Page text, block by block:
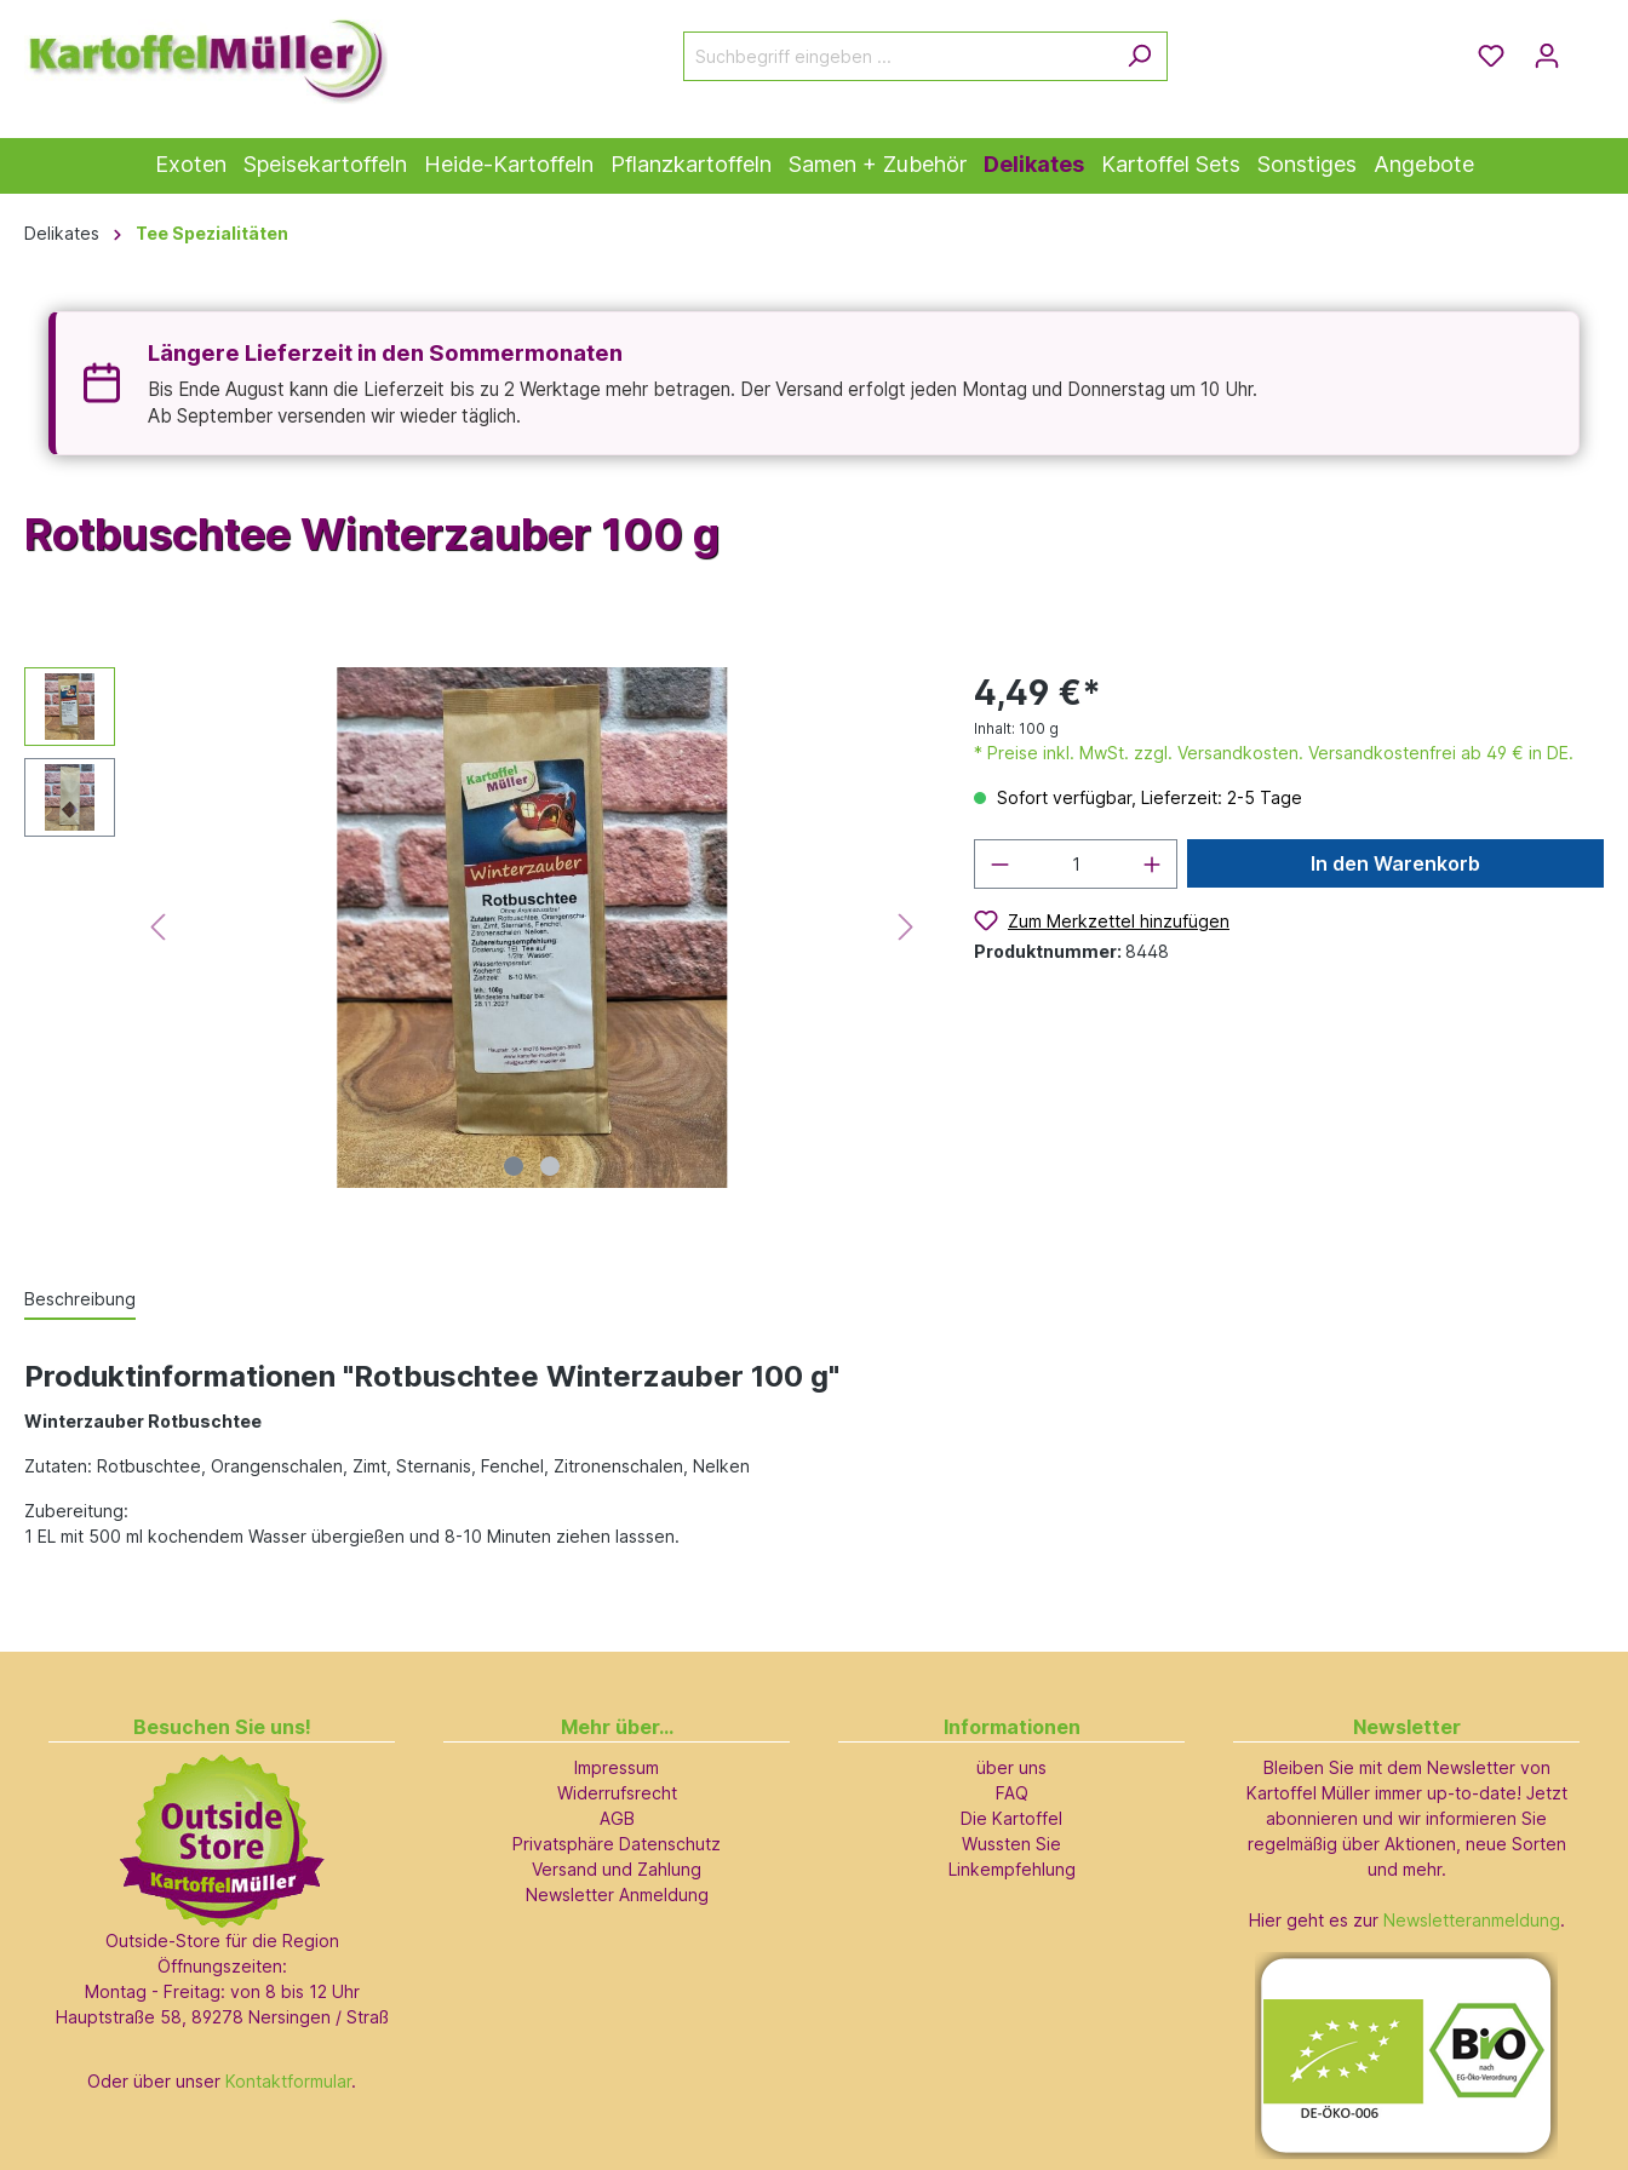
Exoten Speisekartoffeln Heide-Kartoffeln Pflanzkartoffeln Samen + Zubehör Delikates Kartoffel Sets Sonstiges Angebote
Delikates Tee Spezialitäten
Längere Lieferzeit in den Sommermonaten
Bis Ende August kann die Lieferzeit bis zu 2 Werktage mehr betragen. Der Versand erfolgt jeden Montag und Donnerstag um 10 Uhr.
Ab September versenden wir wieder täglich.
Rotbuschtee Winterzauber 100 g
4,49 €*
Inhalt: 100 g
* Preise inkl. MwSt. zzgl. Versandkosten. Versandkostenfrei ab 49 € in DE.
Sofort verfügbar, Lieferzeit: 2-5 Tage
In den Warenkorb
Zum Merkzettel hinzufügen
Produktnummer: 8448
Beschreibung
Produktinformationen "Rotbuschtee Winterzauber 100 g"
Winterzauber Rotbuschtee
Zutaten: Rotbuschtee, Orangenschalen, Zimt, Sternanis, Fenchel, Zitronenschalen, Nelken
Zubereitung:
1 EL mit 500 ml kochendem Wasser übergießen und 8-10 Minuten ziehen lasssen.
Mehr über...
Impressum
Widerrufsrecht
AGB
Privatsphäre Datenschutz
Versand und Zahlung
Newsletter Anmeldung
Informationen
über uns
FAQ
Die Kartoffel
Wussten Sie
Linkempfehlung
Besuchen Sie uns!
Outside-Store für die Region
Öffnungszeiten:
Montag - Freitag: von 8 bis 12 Uhr
Hauptstraße 58, 89278 Nersingen / Straß
Oder über unser Kontaktformular.
Newsletter
Bleiben Sie mit dem Newsletter von
Kartoffel Müller immer up-to-date! Jetzt
abonnieren und wir informieren Sie
regelmäßig über Aktionen, neue Sorten
und mehr.
Hier geht es zur Newsletteranmeldung.